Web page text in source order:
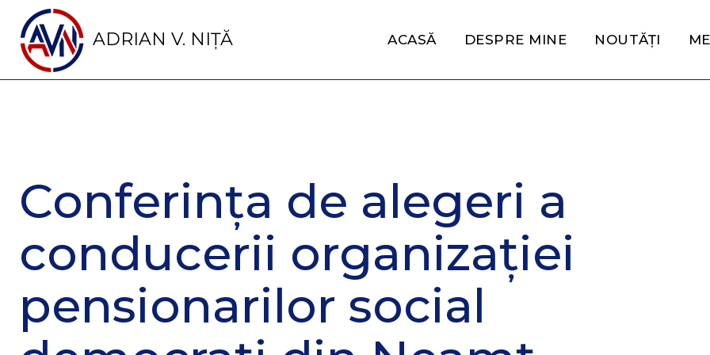
ADRIAN V. NIȚĂ ACASĂ DESPRE MINE NOUTĂȚI
Conferința de alegeri a
conducerii organizației
pensionarilor social